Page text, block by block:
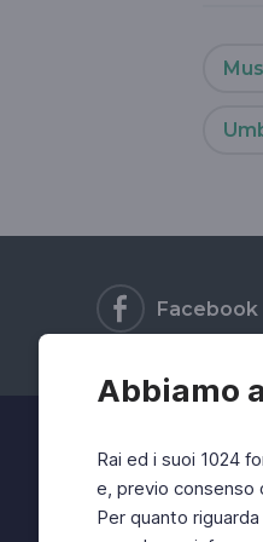
Abbiamo
Rai ed i suoi 1024
e, previo consenso
Per quanto
Facebook